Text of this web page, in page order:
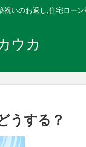
いのお返し,住宅ロー
ウカ
うする？